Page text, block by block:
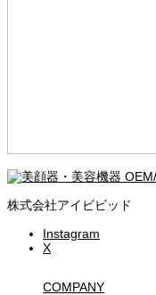
株式会社アイビビッド
Instagram
X
COMPANY